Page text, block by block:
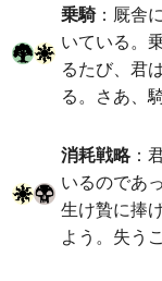
乗騎：厩舎
いている。
るたび、君
る。さあ、
消耗戦略：
いるのであ
生け贄に捧
よう。失う